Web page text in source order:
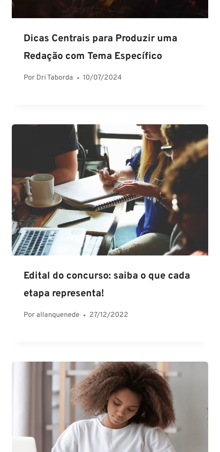
Dicas Centrais para Produzir uma
Redação com Tema Específico
Por Dri Taborda 10/07/2024
Edital do concurso: saiba o que cada
etapa representa!
Porallanquenede 27/12/2022